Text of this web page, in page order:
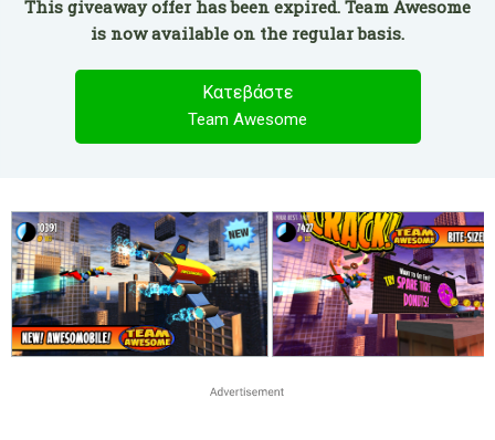
This giveaway offer has been expired. Team Awesome
is now available on the regular basis.
Κατεβάστε
Team Awesome